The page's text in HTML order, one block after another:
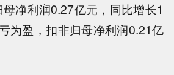
净利润0.27亿元，同比增长1
为盈，扣非归母净利润0.21亿